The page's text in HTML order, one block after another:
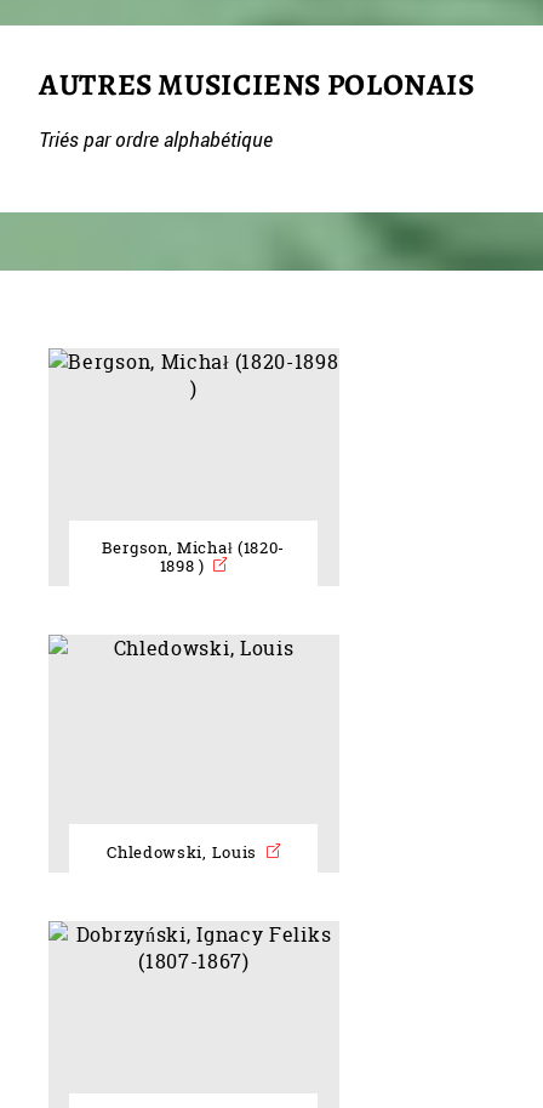
AUTRES MUSICIENS POLONAIS
Triés par ordre alphabétique
Bergson, Michał (1820-
1898 )
Chledowski, Louis